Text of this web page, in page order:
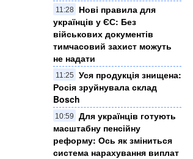
11:28
Нові правила для
українців у ЄС: Без
військових документів
тимчасовий захист можуть
не надати
11:25
Уся продукція знищена:
Росія зруйнувала склад
Bosch
10:59
Для українців готують
масштабну пенсійну
реформу: Ось як зміниться
система нарахування виплат